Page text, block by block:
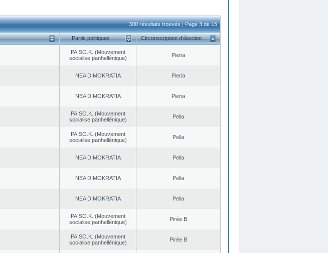
300 résultats trouvés | Page 3 de 15
Partis politiques Circonscription d’élection
PA.SO.K. (Mouvement
socialise panhellénique)
Pieria
NEA DΙMOKRATIA Pieria
NEA DΙMOKRATIA Pieria
PA.SO.K. (Mouvement
socialise panhellénique)
Pella
PA.SO.K. (Mouvement
socialise panhellénique)
Pella
NEA DΙMOKRATIA Pella
NEA DΙMOKRATIA Pella
NEA DΙMOKRATIA Pella
PA.SO.K. (Mouvement
socialise panhellénique)
Pirée B
PA.SO.K. (Mouvement
socialise panhellénique)
Pirée B